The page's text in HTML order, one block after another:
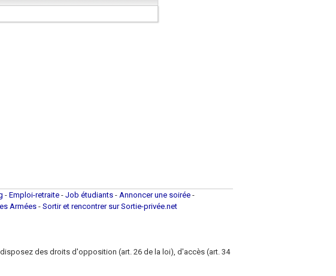
- Emploi-retraite - Job étudiants - Annoncer une soirée -
Armées - Sortir et rencontrer sur Sortie-privée.net
des droits d'opposition (art. 26 de la loi), d'accès (art. 34